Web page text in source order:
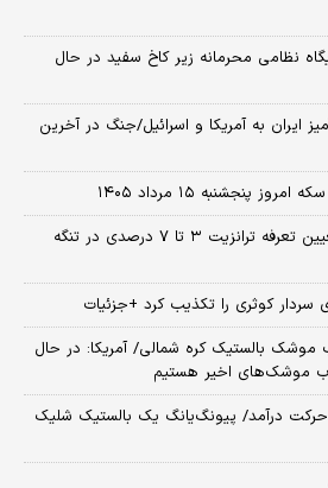
نظامی محرمانه زیر کاخ سفید در حال
ایران به آمریکا و اسرائیل/جنگ در آخرین
پنجشنبه ۱۵ مرداد ۱۴۰۵
رویترز: ایران و عمان برای تعیین تعرفه ترانزیت ۳ تا ۷ درصدی در تنگه
سردار کوثری را تکذیب کرد +جزئیات
موشک بالستیک کره شمالی/ آمریکا: در حال
موشک‌های اخیر هستیم
درآمد/ پیونگ‌یانگ یک بالستیک شلیک